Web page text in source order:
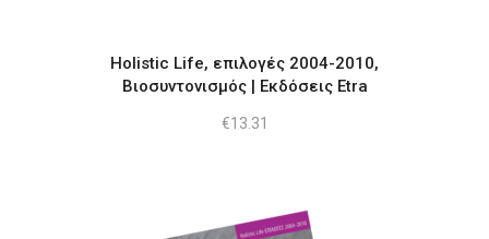
Holistic Life, επιλογές 2004-2010,
Βιοσυντονισμός | Εκδόσεις Etra
€13.31